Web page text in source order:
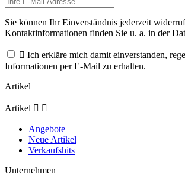
Sie können Ihr Einverständnis jederzeit
Kontaktinformationen finden Sie u. a. in der
 Ich erkläre mich damit einverstanden,
Informationen per E-Mail zu erhalten.
Artikel
Artikel  
Angebote
Neue Artikel
Verkaufshits
Unternehmen